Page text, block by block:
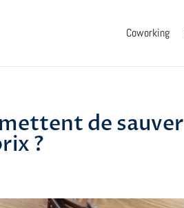
Coworking
de sauver
?